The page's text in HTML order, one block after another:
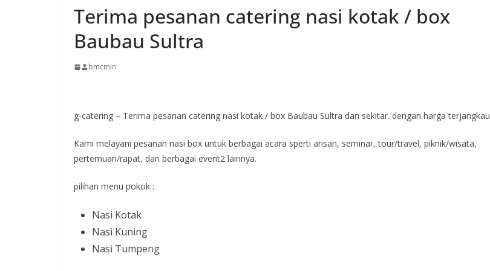
Terima pesanan catering nasi kotak / box
Baubau Sultra
bmcmin
g-catering – Terima pesanan catering nasi kotak / box Baubau Sultra dan sekitar. dengan harga terjangkau
Kami melayani pesanan nasi box untuk berbagai acara sperti arisan, seminar, tour/travel, piknik/wisata,
pertemuan/rapat, dan berbagai event2 lainnya.
pilihan menu pokok :
Nasi Kotak
Nasi Kuning
Nasi Tumpeng